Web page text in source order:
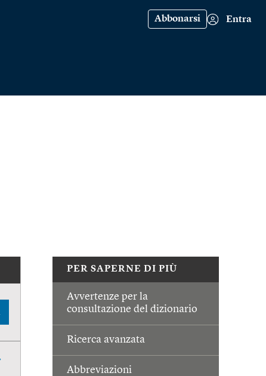
Abbonarsi Entra
PER SAPERNE DI PIÙ
Avvertenze per la
consultazione del dizionario
Ricerca avanzata
Abbreviazioni